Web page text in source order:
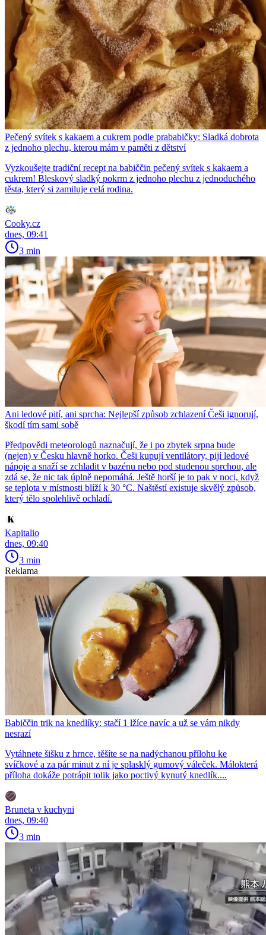
Pečený svítek s kakaem a cukrem podle prababičky: Sladká dobrota
z jednoho plechu, kterou mám v paměti z dětství
Vyzkoušejte tradiční recept na babiččin pečený svítek s kakaem a
cukrem! Bleskový sladký pokrm z jednoho plechu z jednoduchého
těsta, který si zamiluje celá rodina.
Cooky.cz
dnes, 09:41
3 min
Ani ledové pití, ani sprcha: Nejlepší způsob zchlazení Češi ignorují,
škodí tím sami sobě
Předpovědi meteorologů naznačují, že i po zbytek srpna bude
(nejen) v Česku hlavně horko. Češi kupují ventilátory, pijí ledové
nápoje a snaží se zchladit v bazénu nebo pod studenou sprchou, ale
zdá se, že nic tak úplně nepomáhá. Ještě horší je to pak v noci, když
se teplota v místnosti blíží k 30 °C. Naštěstí existuje skvělý způsob,
který tělo spolehlivě ochladí.
Kapitalio
dnes, 09:40
3 min
Reklama
Babiččin trik na knedlíky: stačí 1 lžíce navíc a už se vám nikdy
nesrazí
Vytáhnete šišku z hrnce, těšíte se na nadýchanou přílohu ke
svíčkové a za pár minut z ní je splasklý gumový váleček. Málokterá
příloha dokáže potrápit tolik jako poctivý kynutý knedlík....
Bruneta v kuchyni
dnes, 09:40
3 min